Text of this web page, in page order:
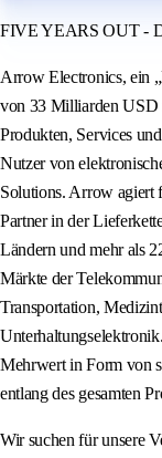
FIVE YEARS OUT -
Arrow Electronics, ein
von 33 Milliarden USD
Produkten, Services
Nutzer von
Solutions. Arrow agiert
Partner in der
Ländern und mehr als
Märkte der
Transportation,
Mehrwert in Form von
entlang des gesamten
Wir suchen für unsere